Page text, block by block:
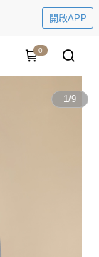
開啟APP
0
1/9